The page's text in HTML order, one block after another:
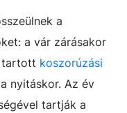
a
a vár zárásakor
tartott koszorúzási
nyitáskor. Az év
tartják a